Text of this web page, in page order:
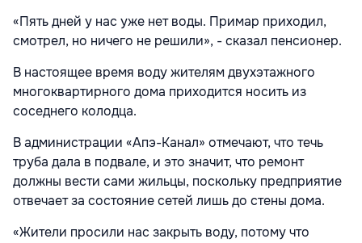
«Пять дней у нас уже нет воды. Примар приходил,
смотрел, но ничего не решили», - сказал пенсионер.
В настоящее время воду жителям двухэтажного
многоквартирного дома приходится носить из
соседнего колодца.
В администрации «Апэ-Канал» отмечают, что течь
труба дала в подвале, и это значит, что ремонт
должны вести сами жильцы, поскольку предприятие
отвечает за состояние сетей лишь до стены дома.
«Жители просили нас закрыть воду, потому что